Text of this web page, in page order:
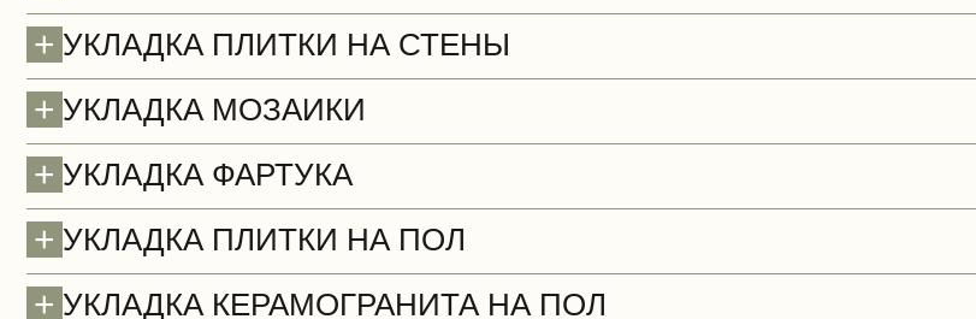
Потолки (демонтаж)
+ УКЛАДКА ПЛИТКИ НА СТЕНЫ
+ УКЛАДКА МОЗАИКИ
+ УКЛАДКА ФАРТУКА
+ УКЛАДКА ПЛИТКИ НА ПОЛ
+ УКЛАДКА КЕРАМОГРАНИТА НА ПОЛ